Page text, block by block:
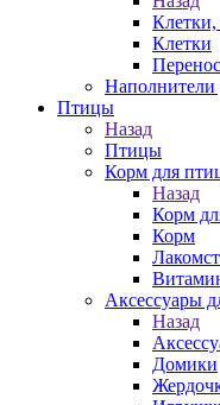
Клетки
Наполнители
Птицы
Назад
Птицы
Корм для
Назад
Корм
Корм
Аксессуары
Назад
Домики